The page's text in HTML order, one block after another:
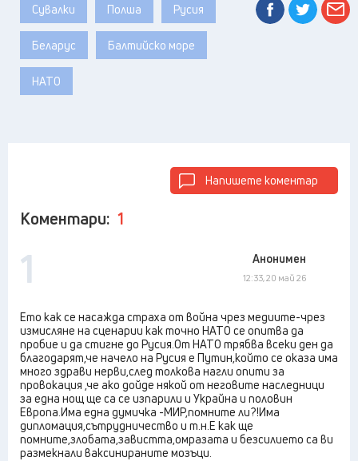
Сувалки Полша Русия
Беларус Балтийско море
НАТО
Напишете коментар
Коментари: 1
1 Анонимен
12:33, 20 май 26
Ето как се насажда страха от война чрез медиите-чрез
измисляне на сценарии как точно НАТО се опитва да
пробие и да стигне до Русия.От НАТО трябва всеки ден да
благодарят,че начело на Русия е Путин,който се оказа има
много здрави нерви,след толкова нагли опити за
провокация ,че ако дойде някой от неговите наследници
за една нощ ще са се изпарили и Украйна и половин
Европа.Има една думичка -МИР,помните ли?!Има
дипломация,сътрудничество и т.н.Е как ще
помните,злобата,завистта,омразата и безсилието са ви
размекнали ваксинираните мозъци.